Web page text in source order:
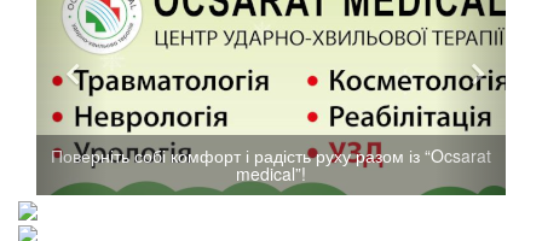
Поверніть собі комфорт і радість руху разом із “Ocsarat
medical”!